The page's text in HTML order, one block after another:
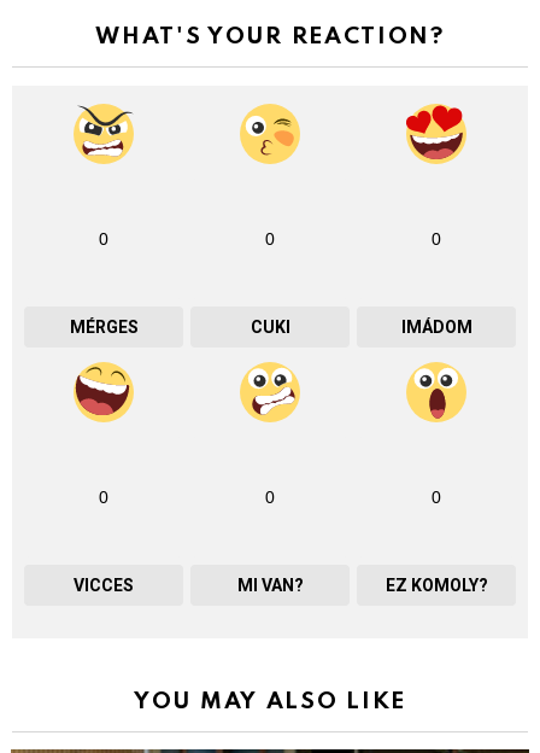
WHAT'S YOUR REACTION?
0
MÉRGES
0
CUKI
0
IMÁDOM
0
VICCES
0
MI VAN?
0
EZ KOMOLY?
YOU MAY ALSO LIKE